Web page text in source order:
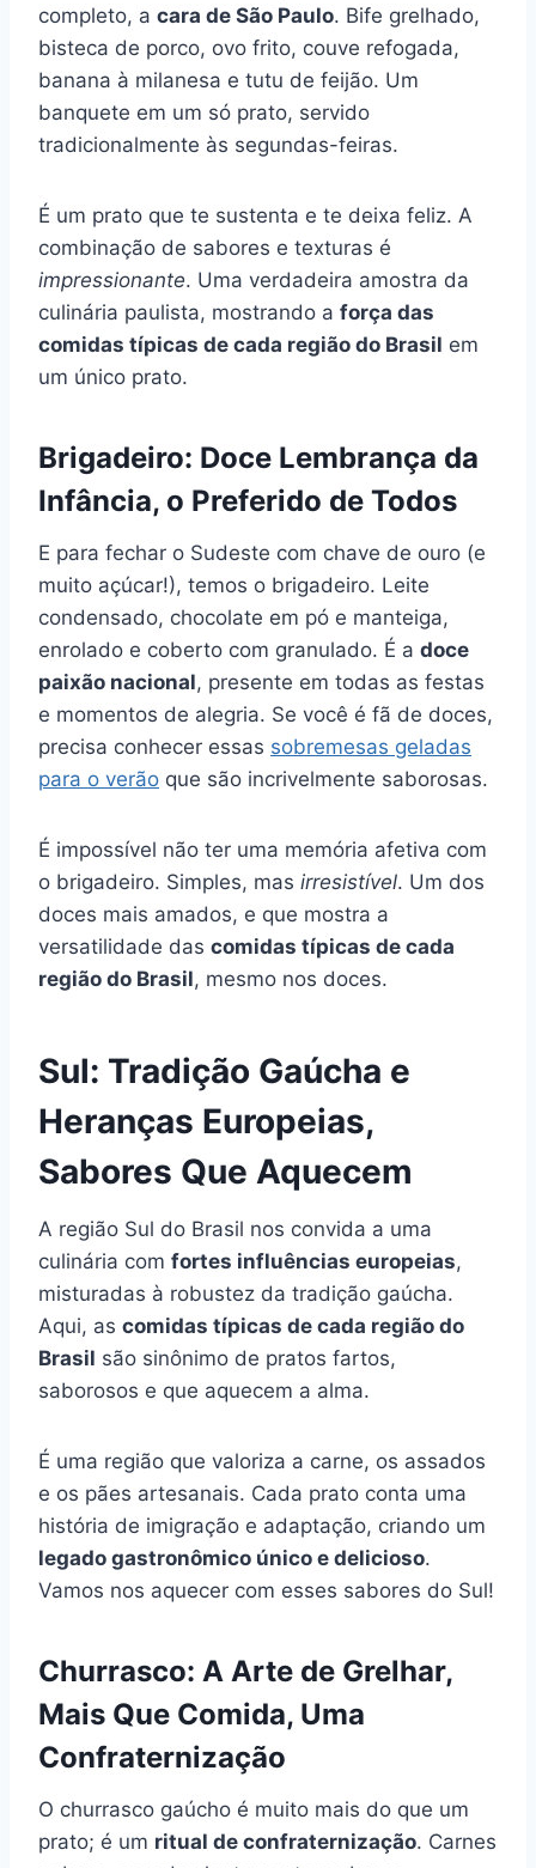
completo, a cara de São Paulo. Bife grelhado,
bisteca de porco, ovo frito, couve refogada,
banana à milanesa e tutu de feijão. Um
banquete em um só prato, servido
tradicionalmente às segundas-feiras.
É um prato que te sustenta e te deixa feliz. A
combinação de sabores e texturas é
impressionante. Uma verdadeira amostra da
culinária paulista, mostrando a força das
comidas típicas de cada região do Brasil em
um único prato.
Brigadeiro: Doce Lembrança da
Infância, o Preferido de Todos
E para fechar o Sudeste com chave de ouro (e
muito açúcar!), temos o brigadeiro. Leite
condensado, chocolate em pó e manteiga,
enrolado e coberto com granulado. É a doce
paixão nacional, presente em todas as festas
e momentos de alegria. Se você é fã de doces,
precisa conhecer essas sobremesas geladas
para o verão que são incrivelmente saborosas.
É impossível não ter uma memória afetiva com
o brigadeiro. Simples, mas irresistível. Um dos
doces mais amados, e que mostra a
versatilidade das comidas típicas de cada
região do Brasil, mesmo nos doces.
Sul: Tradição Gaúcha e
Heranças Europeias,
Sabores Que Aquecem
A região Sul do Brasil nos convida a uma
culinária com fortes influências europeias,
misturadas à robustez da tradição gaúcha.
Aqui, as comidas típicas de cada região do
Brasil são sinônimo de pratos fartos,
saborosos e que aquecem a alma.
É uma região que valoriza a carne, os assados
e os pães artesanais. Cada prato conta uma
história de imigração e adaptação, criando um
legado gastronômico único e delicioso.
Vamos nos aquecer com esses sabores do Sul!
Churrasco: A Arte de Grelhar,
Mais Que Comida, Uma
Confraternização
O churrasco gaúcho é muito mais do que um
prato; é um ritual de confraternização. Carnes